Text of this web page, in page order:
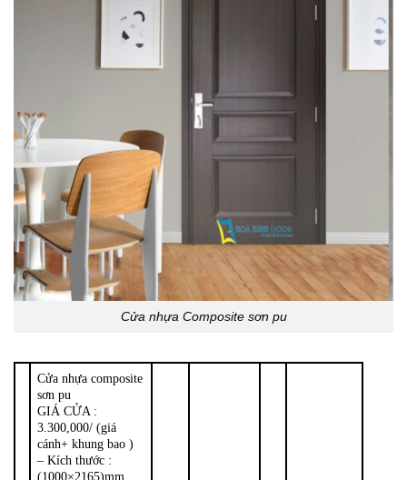
Cửa nhựa Composite sơn pu
Cửa nhựa composite
sơn pu
GIÁ CỬA :
3.300,000/ (giá
cánh+ khung bao )
– Kích thước :
(1000×2165)mm